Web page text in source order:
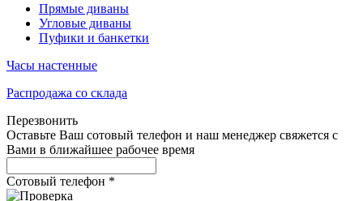
Прямые диваны
Угловые диваны
Пуфики и банкетки
Часы настенные
Распродажа со склада
Перезвонить
Оставьте Ваш сотовый телефон и наш менеджер свяжется с
Вами в ближайшее рабочее время
Сотовый телефон *